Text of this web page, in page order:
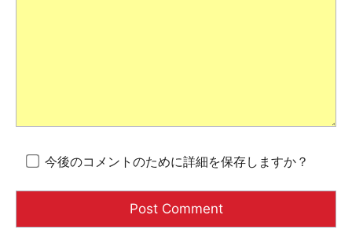
今後のコメントのために詳細を保存しますか？